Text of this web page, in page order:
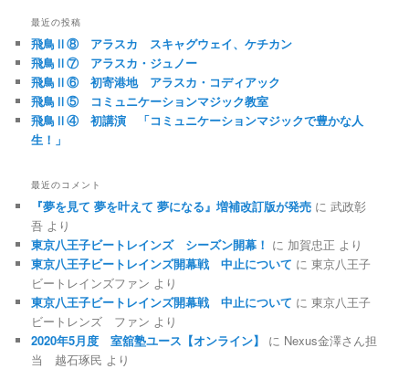
最近の投稿
飛鳥Ⅱ⑧ アラスカ スキャグウェイ、ケチカン
飛鳥Ⅱ⑦ アラスカ・ジュノー
飛鳥Ⅱ⑥ 初寄港地 アラスカ・コディアック
飛鳥Ⅱ⑤ コミュニケーションマジック教室
飛鳥Ⅱ④ 初講演 「コミュニケーションマジックで豊かな人
生！」
最近のコメント
『夢を見て 夢を叶えて 夢になる』増補改訂版が発売 に武政彰
吾 より
東京八王子ビートレインズ シーズン開幕！ に 加賀忠正 より
東京八王子ビートレインズ開幕戦 中止について に東京八王子
ビートレインズファン より
東京八王子ビートレインズ開幕戦 中止について に東京八王子
ビートレンズ ファン より
2020年5月度 室舘塾ユース【オンライン】
に Nexus金澤さん担
当 越石琢民 より